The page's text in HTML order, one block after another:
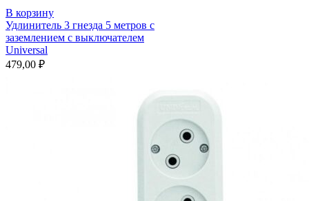
В корзину
Удлинитель 3 гнезда 5 метров с
заземлением с выключателем
Universal
479,00 ₽